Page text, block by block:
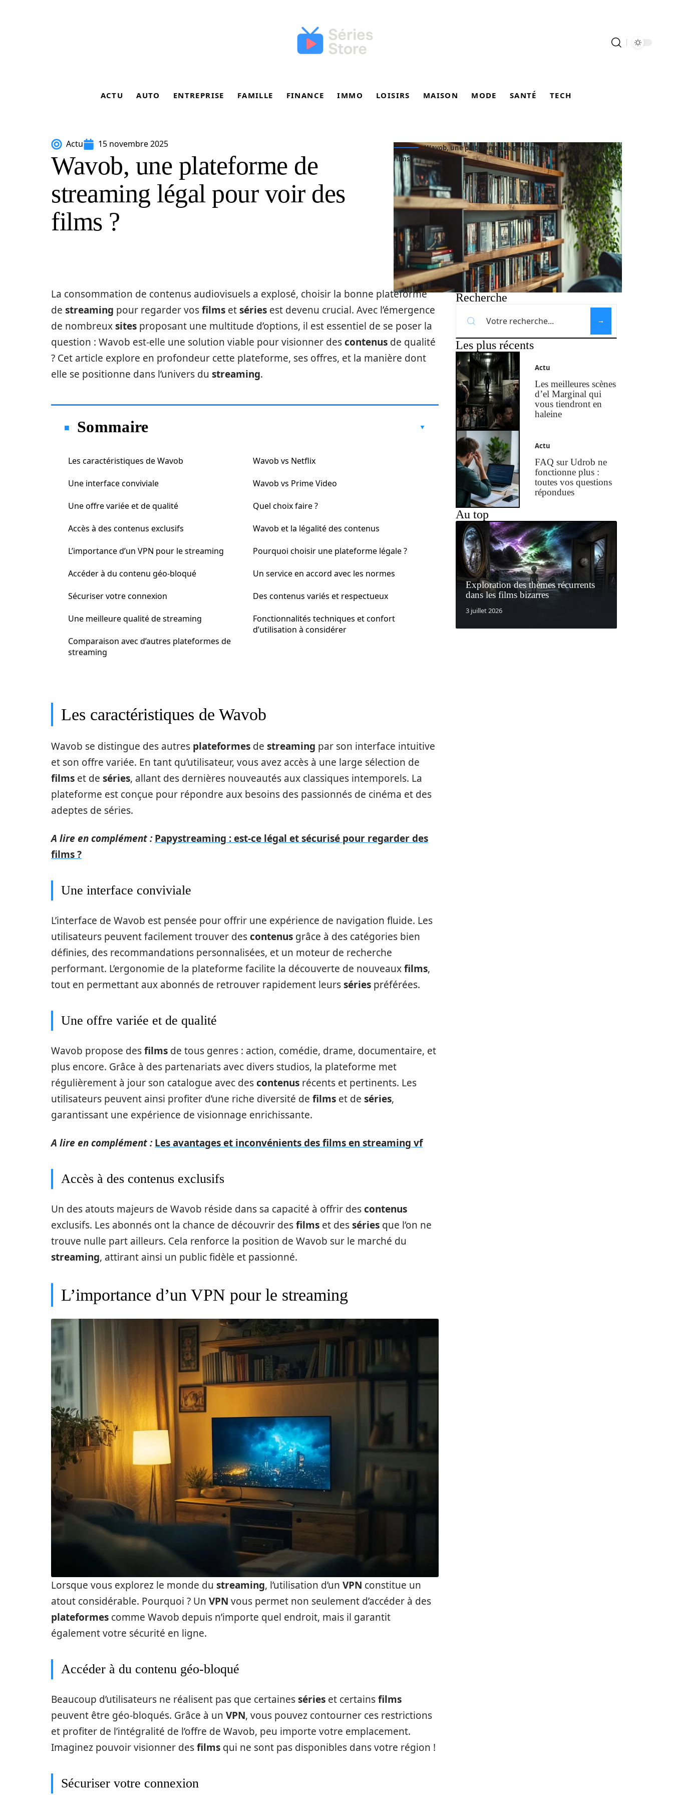
ACTU AUTO ENTREPRISE FAMILLE FINANCE IMMO LOISIRS MAISON MODE SANTÉ TECH
Actu 15 novembre 2025
Wavob, une plateforme de
streaming légal pour voir des
films ?
Wavob, une plateforme de streaming légal pour voir des
films ?
La consommation de contenus audiovisuels a explosé, choisir la bonne plateforme
de streaming pour regarder vosfilms etséries est devenu crucial. Avec l’émergence
de nombreuxsites proposant une multitude d’options, il est essentiel de se poser la
question : Wavob est-elle une solution viable pour visionner descontenus de qualité
? Cet article explore en profondeur cette plateforme, ses offres, et la manière dont
elle se positionne dans l’univers du streaming.
Sommaire
Les caractéristiques de Wavob
Une interface conviviale
Une offre variée et de qualité
Accès à des contenus exclusifs
L’importance d’un VPN pour le streaming
Accéder à du contenu géo-bloqué
Sécuriser votre connexion
Une meilleure qualité de streaming
Comparaison avec d’autres plateformes de
streaming
Wavob vs Netflix
Wavob vs Prime Video
Quel choix faire ?
Wavob et la légalité des contenus
Pourquoi choisir une plateforme légale ?
Un service en accord avec les normes
Des contenus variés et respectueux
Fonctionnalités techniques et confort
d’utilisation à considérer
Les caractéristiques de Wavob
Wavob se distingue des autres plateformes de streaming par son interface intuitive
et son offre variée. En tant qu’utilisateur, vous avez accès à une large sélection de
films et de séries, allant des dernières nouveautés aux classiques intemporels. La
plateforme est conçue pour répondre aux besoins des passionnés de cinéma et des
adeptes de séries.
A lire en complément : Papystreaming : est-ce légal et sécurisé pour regarder des
films ?
Une interface conviviale
L’interface de Wavob est pensée pour offrir une expérience de navigation fluide. Les
utilisateurs peuvent facilement trouver descontenus grâce à des catégories bien
définies, des recommandations personnalisées, et un moteur de recherche
performant. L’ergonomie de la plateforme facilite la découverte de nouveauxfilms,
tout en permettant aux abonnés de retrouver rapidement leursséries préférées.
Une offre variée et de qualité
Wavob propose desfilms de tous genres : action, comédie, drame, documentaire, et
plus encore. Grâce à des partenariats avec divers studios, la plateforme met
régulièrement à jour son catalogue avec descontenus récents et pertinents. Les
utilisateurs peuvent ainsi profiter d’une riche diversité de films et de séries,
garantissant une expérience de visionnage enrichissante.
A lire en complément : Les avantages et inconvénients des films en streaming vf
Accès à des contenus exclusifs
Un des atouts majeurs de Wavob réside dans sa capacité à offrir descontenus
exclusifs. Les abonnés ont la chance de découvrir desfilms et desséries que l’on ne
trouve nulle part ailleurs. Cela renforce la position de Wavob sur le marché du
streaming, attirant ainsi un public fidèle et passionné.
L’importance d’un VPN pour le streaming
Lorsque vous explorez le monde du streaming, l’utilisation d’un VPN constitue un
atout considérable. Pourquoi ? Un VPN vous permet non seulement d’accéder à des
plateformes comme Wavob depuis n’importe quel endroit, mais il garantit
également votre sécurité en ligne.
Accéder à du contenu géo-bloqué
Beaucoup d’utilisateurs ne réalisent pas que certainesséries et certainsfilms
peuvent être géo-bloqués. Grâce à un VPN, vous pouvez contourner ces restrictions
et profiter de l’intégralité de l’offre de Wavob, peu importe votre emplacement.
Imaginez pouvoir visionner desfilms qui ne sont pas disponibles dans votre région !
Sécuriser votre connexion
Recherche
Les plus récents
Actu
Les meilleures scènes
d’el Marginal qui
vous tiendront en
haleine
Actu
FAQ sur Udrob ne
fonctionne plus :
toutes vos questions
répondues
Au top
Exploration des thèmes récurrents
dans les films bizarres
3 juillet 2026